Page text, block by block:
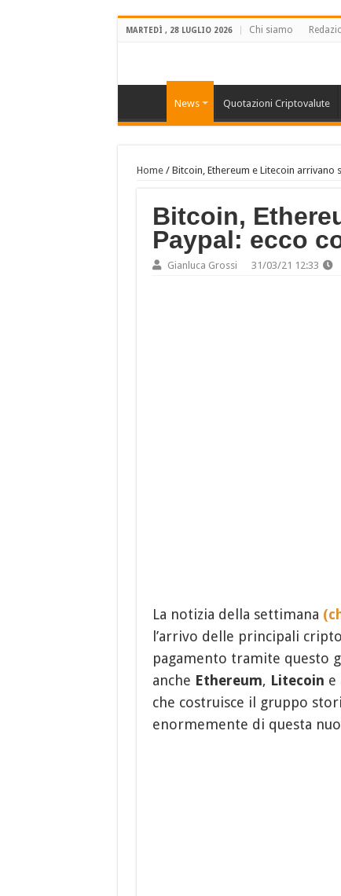
MARTEDÌ , 28 LUGLIO 2026 Chi siamo
News Quotazioni Criptovalute
Home/ Bitcoin, Ethereum e Litecoin arrivano
Bitcoin,
Paypal: ecco
Gianluca Grossi 31/03/21 12:33
La notizia della settimana
l’arrivo delle principali
pagamento tramite questo
anche Ethereum, Litecoin e
che costruisce il gruppo
enormemente di questa